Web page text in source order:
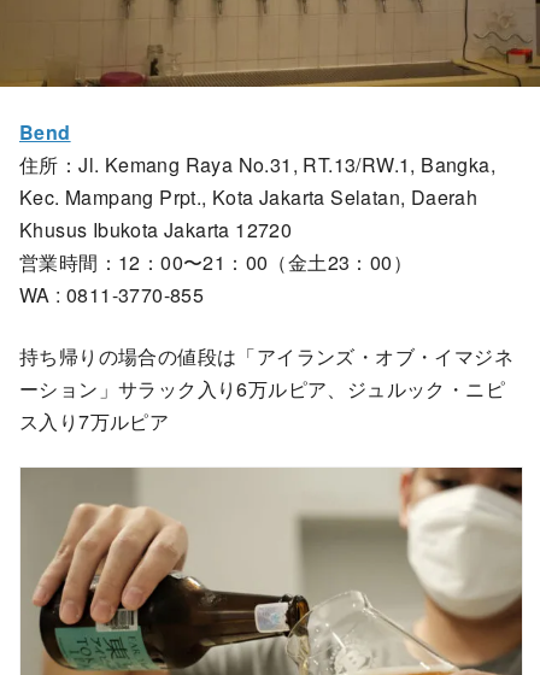
Bend
住所：Jl. Kemang Raya No.31, RT.13/RW.1, Bangka,
Kec. Mampang Prpt., Kota Jakarta Selatan, Daerah
Khusus Ibukota Jakarta 12720
営業時間：12：00〜21：00（金土23：00）
WA : 0811-3770-855
持ち帰りの場合の値段は「アイランズ・オブ・イマジネ
ーション」サラック入り6万ルピア、ジュルック・ニピ
ス入り7万ルピア